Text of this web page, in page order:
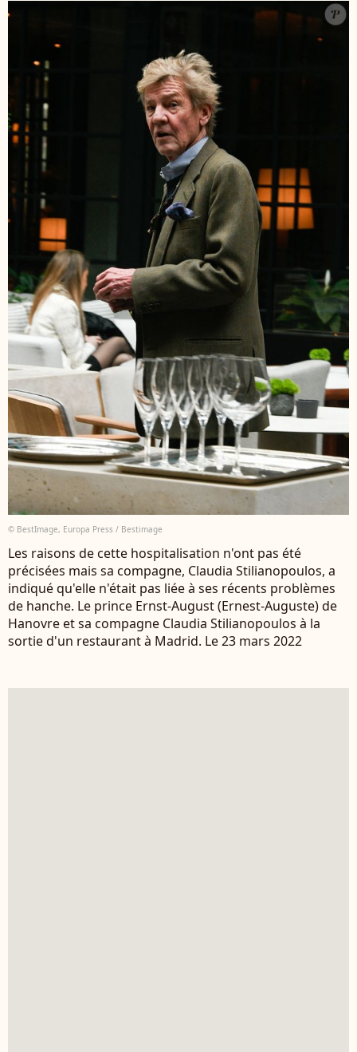
© BestImage, Europa Press / Bestimage
Les raisons de cette hospitalisation n'ont pas été
précisées mais sa compagne, Claudia Stilianopoulos, a
indiqué qu'elle n'était pas liée à ses récents problèmes
de hanche. Le prince Ernst-August (Ernest-Auguste) de
Hanovre et sa compagne Claudia Stilianopoulos à la
sortie d'un restaurant à Madrid. Le 23 mars 2022